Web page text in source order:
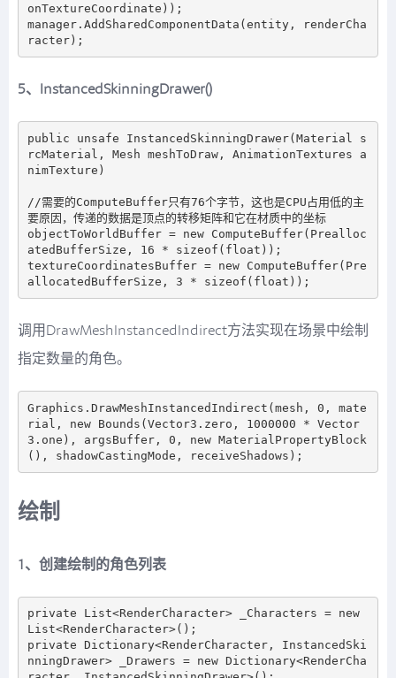
onTextureCoordinate));
manager.AddSharedComponentData(entity, renderCha
5、InstancedSkinningDrawer()
public unsafe InstancedSkinningDrawer(Material s
rcMaterial, Mesh meshToDraw, AnimationTextures a
nimTexture)
//需要的ComputeBuffer只有76个字节，这也是CPU占用低的主
要原因，传递的数据是顶点的转移矩阵和它在材质中的坐标
objectToWorldBuffer = new ComputeBuffer(Prealloc
atedBufferSize, 16 * sizeof(float));
textureCoordinatesBuffer = new ComputeBuffer(Pre
调用DrawMeshInstancedIndirect方法实现在场景中绘制
指定数量的角色。
Graphics.DrawMeshInstancedIndirect(mesh, 0, mate
rial, new Bounds(Vector3.zero, 1000000 * Vector
3.one), argsBuffer, 0, new MaterialPropertyBlock
绘制
1、创建绘制的角色列表
private List<RenderCharacter> _Characters = new
List<RenderCharacter>();
private Dictionary<RenderCharacter, InstancedSki
nningDrawer> _Drawers = new Dictionary<RenderCha